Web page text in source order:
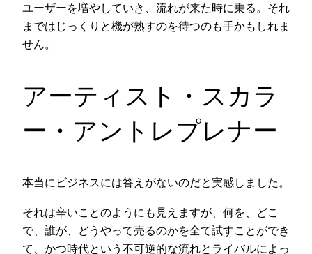
ユーザーを増やしていき、流れが来た時に乗る。それ
まではじっくりと機が熟すのを待つのも手かもしれま
せん。
アーティスト・スカラ
ー・アントレプレナー
本当にビジネスには答えがないのだと実感しました。
それは辛いことのようにも見えますが、何を、どこ
で、誰が、どうやって売るのかを全て試すことができ
て、かつ時代という不可逆的な流れとライバルによっ